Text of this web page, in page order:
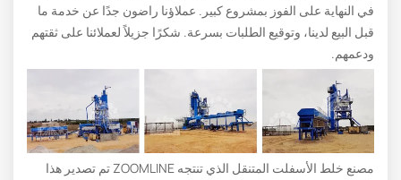
في النهاية على الفوز بمشروع كبير. عملاؤنا راضون جدًا عن خدمة ما
قبل البيع لدينا، وتوقيع الطلبات بسرعة. شكرًا جزيلاً لعملائنا على ثقتهم
ودعمهم.
مصنع خلط الأسفلت المتنقل الذي تنتجه ZOOMLINE تم تصدير هذا